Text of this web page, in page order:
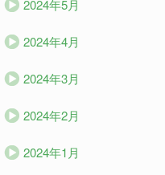
2024年5月
2024年4月
2024年3月
2024年2月
2024年1月